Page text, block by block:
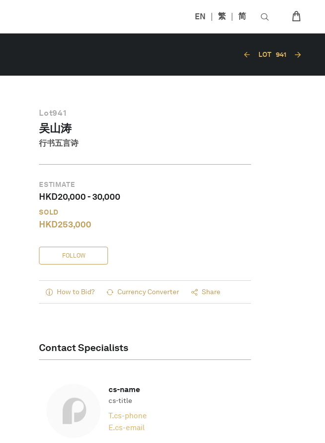
EN 繁 简
LOT 941
Lot941
吴山涛
行书五言诗
ESTIMATE
HKD20,000-30,000
SOLD
HKD253,000
FOLLOW
How to Bid? Currency Converter Share
Contact Specialists
cs-name
cs-title
T.cs-phone
E.cs-email